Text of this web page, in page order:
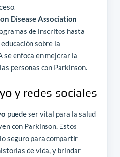
Disease Association
de inscritos hasta
sobre la
se enfoca en mejorar la
personas con Parkinson.
y redes sociales
puede ser vital para la salud
con Parkinson. Estos
seguro para compartir
de vida, y brindar